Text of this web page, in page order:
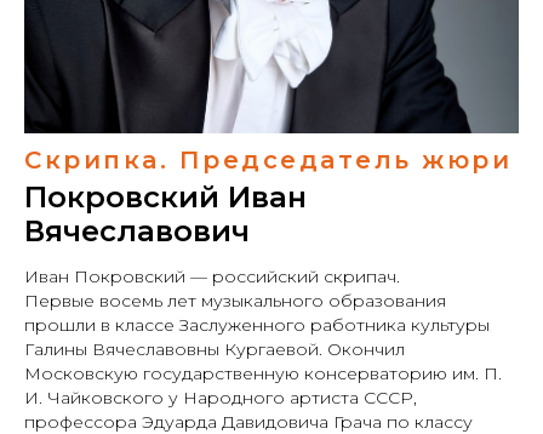
Скрипка. Председатель жюри
Покровский Иван
Вячеславович
Иван Покровский — российский скрипач.
Первые восемь лет музыкального образования
прошли в классе Заслуженного работника культуры
Галины Вячеславовны Кургаевой. Окончил
Московскую государственную консерваторию им. П.
И. Чайковского у Народного артиста СССР,
профессора Эдуарда Давидовича Грача по классу